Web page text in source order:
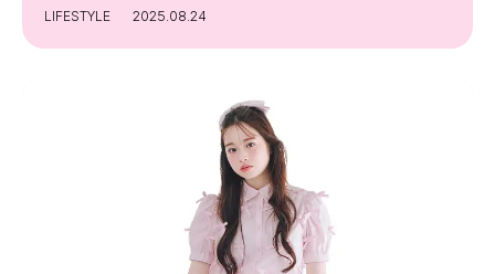
LIFESTYLE 2025.08.24